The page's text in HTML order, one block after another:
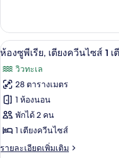
เตียง
เดี่ยว
2
เตียง,
วิว
ทะเล
เกี่ยว
กับ
ห้อง
พี
เรีย,
เตียง
เดี่ยว
2
เตียง,
วิว
ทะเล
เปิด
ภาพถ่าย
ทั้งหมด
ของ
ห้อง
ซู
พี
9
ห้องซูพีเรีย, เตียงควีนไซส์ 1 เ
วิวทะเล
28 ตารางเมตร
1 ห้องนอน
พักได้ 2 คน
1 เตียงควีนไซส์
รายละเอียดเพิ่มเติม
ราย